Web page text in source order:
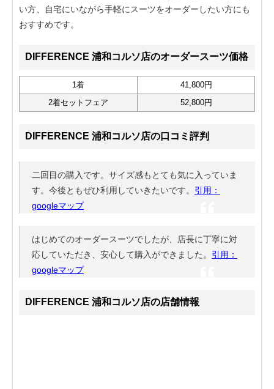
い方、自宅にいながら手軽にスーツをオーダーしたい方にも
おすすめです。
DIFFERENCE 浦和コルソ店のオーダースーツ価格
1着
41,800円
2着セットフェア
52,800円
DIFFERENCE 浦和コルソ店の口コミ評判
二回目の購入です。サイズ感もとても気に入っていま
す。今後ともぜひ利用していきたいです。 引用：
googleマップ
はじめてのオーダースーツでしたが、店長に丁寧に対
応していただき、安心して購入ができました。 引用：
googleマップ
DIFFERENCE 浦和コルソ店の店舗情報